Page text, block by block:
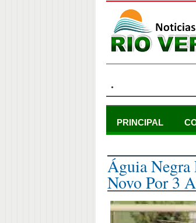
.
PRINCIPAL
Águia Negra
Novo Por 3